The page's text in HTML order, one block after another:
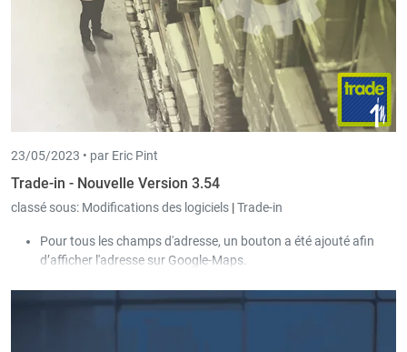
23/05/2023 • par Eric Pint
Trade-in - Nouvelle Version 3.54
classé sous: Modifications des logiciels |Trade-in
Pour tous les champs d'adresse, un bouton a été ajouté afin
d’afficher l'adresse sur Google-Maps.
été défini sur le paramètre "Prendre en compte la date de